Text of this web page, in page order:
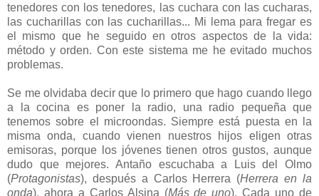
tenedores con los tenedores, las cuchara con las cucharas,
las cucharillas con las cucharillas... Mi lema para fregar es
el mismo que he seguido en otros aspectos de la vida:
método y orden. Con este sistema me he evitado muchos
problemas.
Se me olvidaba decir que lo primero que hago cuando llego
a la cocina es poner la radio, una radio pequeña que
tenemos sobre el microondas. Siempre está puesta en la
misma onda, cuando vienen nuestros hijos eligen otras
emisoras, porque los jóvenes tienen otros gustos, aunque
dudo que mejores. Antaño escuchaba a Luis del Olmo
(Protagonistas), después a Carlos Herrera (Herrera en la
onda), ahora a Carlos Alsina (Más de uno). Cada uno de